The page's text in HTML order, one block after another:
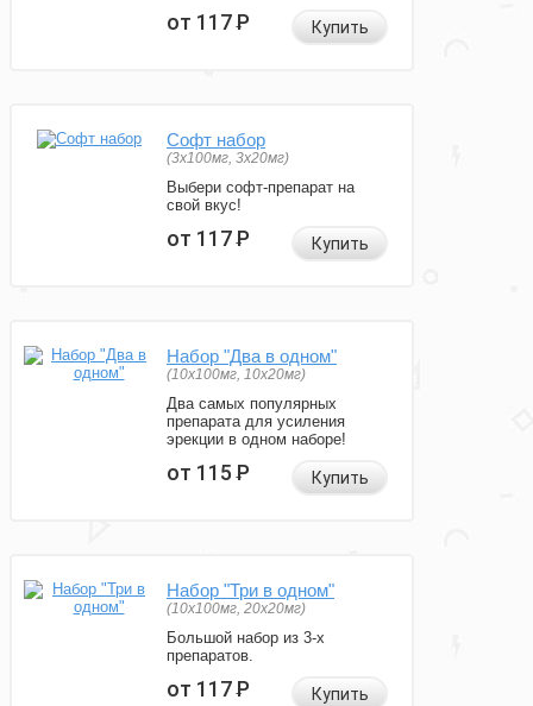
от 117Р Купить
Софт набор
(3x100мг, 3x20мг)
Выбери софт-препарат на
свой вкус!
от 117Р Купить
Набор "Два в одном"
(10x100мг, 10x20мг)
Два самых популярных
препарата для усиления
эрекции в одном наборе!
от 115Р Купить
Набор "Три в одном"
(10x100мг, 20x20мг)
Большой набор из 3-х
препаратов.
от 117Р Купить